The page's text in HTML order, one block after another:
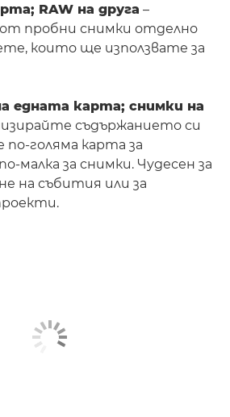
RAW на друга –
пробни снимки отделно
които ще използвате за
едната карта; снимки на
съдържанието си
по-голяма карта за
малка за снимки. Чудесен за
на събития или за